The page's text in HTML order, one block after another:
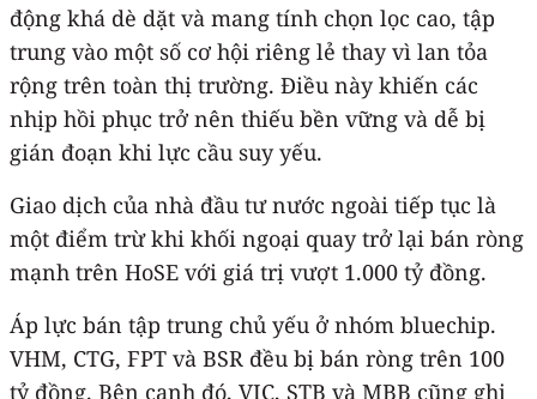
động khá dè dặt và mang tính chọn lọc cao, tập
trung vào một số cơ hội riêng lẻ thay vì lan tỏa
rộng trên toàn thị trường. Điều này khiến các
nhịp hồi phục trở nên thiếu bền vững và dễ bị
gián đoạn khi lực cầu suy yếu.
Giao dịch của nhà đầu tư nước ngoài tiếp tục là
một điểm trừ khi khối ngoại quay trở lại bán ròng
mạnh trên HoSE với giá trị vượt 1.000 tỷ đồng.
Áp lực bán tập trung chủ yếu ở nhóm bluechip.
VHM, CTG, FPT và BSR đều bị bán ròng trên 100
tỷ đồng. Bên cạnh đó, VIC, STB và MBB cũng ghi